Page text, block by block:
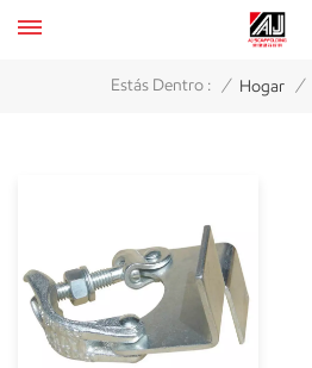
Estás Dentro : / Hogar /